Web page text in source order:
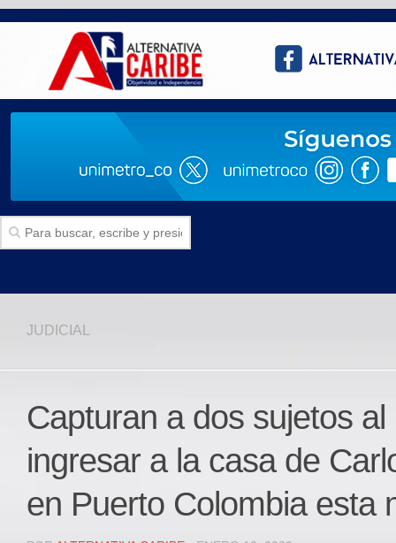
Politica
Deportes
JUDICIAL
REGIONAL
JUDICIAL
Capturan a dos sujetos al
ingresar a la casa de
en Puerto Colombia esta